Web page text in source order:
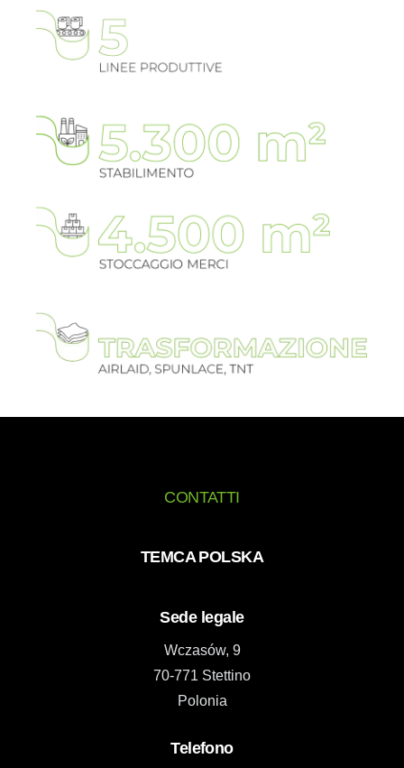
CONTATTI
TEMCA POLSKA
Sede legale
Wczasów, 9
70-771 Stettino
Polonia
Telefono